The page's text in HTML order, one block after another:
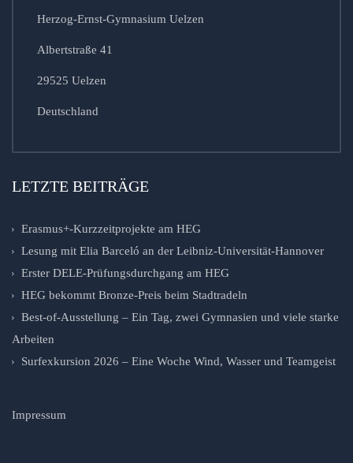
Herzog-Ernst-Gymnasium Uelzen
Albertstraße 41
29525 Uelzen
Deutschland
LETZTE BEITRÄGE
Erasmus+-Kurzzeitprojekte am HEG
Lesung mit Elia Barceló an der Leibniz-Universität-Hannover
Erster DELE-Prüfungsdurchgang am HEG
HEG bekommt Bronze-Preis beim Stadtradeln
Best-of-Ausstellung – Ein Tag, zwei Gymnasien und viele starke
Arbeiten
Surfexkursion 2026 – Eine Woche Wind, Wasser und Teamgeist
Impressum